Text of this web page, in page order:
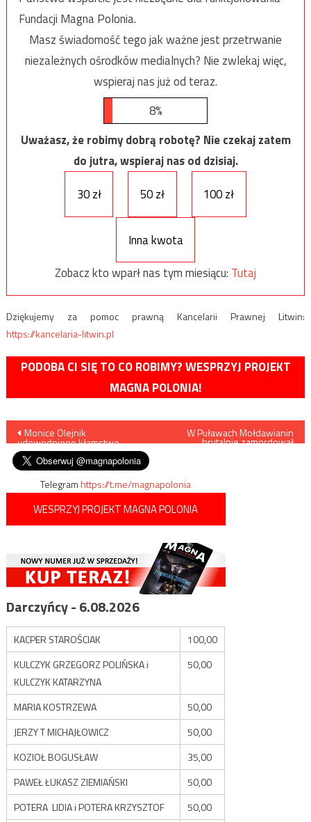
Fundacji Magna Polonia.
Masz świadomość tego jak ważne jest przetrwanie
niezależnych ośrodków medialnych? Nie zwlekaj więc,
wspieraj nas już od teraz.
8%
Uważasz, że robimy dobrą robotę? Nie czekaj zatem
do jutra, wspieraj nas od dzisiaj.
30 zł
50 zł 100 zł
Inna kwota
Zobacz kto wparł nas tym miesiącu: Tutaj
Dziękujemy za pomoc prawną Kancelarii Prawnej Litwin:
https://kancelaria-litwin.pl
PODOBA CI SIĘ TO CO ROBIMY? WESPRZYJ PROJEKT
MAGNA POLONIA!
Nawigacja
wpisu
Monice Olejnik
udowodniono kłamstwo
W Puławach Mołdawianin
brutalnie zamordował
Telegramhttps://t.me/magnapolonia
WESPRZYJ PROJEKT MAGNA POLONIA
Darczyńcy - 6.08.2026
KACPER STAROŚCIAK
100,00
KULCZYK GRZEGORZ POLIŃSKA i
KULCZYK KATARZYNA
50,00
MARIA KOSTRZEWA
50,00
JERZY T MICHAJŁOWICZ
50,00
KOZIOŁ BOGUSŁAW
35,00
PAWEŁ ŁUKASZ ZIEMIAŃSKI
50,00
POTERA LIDIA i POTERA KRZYSZTOF
50,00